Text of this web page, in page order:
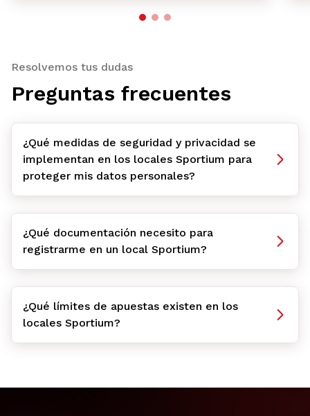
Resolvemos tus dudas
Preguntas frecuentes
¿Qué medidas de seguridad y privacidad se
implementan en los locales Sportium para
proteger mis datos personales?
¿Qué documentación necesito para
registrarme en un local Sportium?
¿Qué límites de apuestas existen en los
locales Sportium?